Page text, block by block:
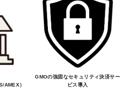
AMEX）、
GMOの強固なセキュリティ決済サー
ビス導入